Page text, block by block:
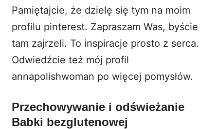
Pamiętajcie, że dzielę się tym na moim
profilu pinterest. Zapraszam Was, byście
tam zajrzeli. To inspiracje prosto z serca.
Odwiedźcie też mój profil
annapolishwoman po więcej pomysłów.
Przechowywanie i odświeżanie
Babki bezglutenowej